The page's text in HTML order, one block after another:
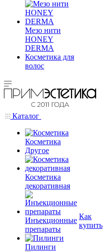
Мезо нити
HONEY
DERMA
Косметика для
волос
Каталог
Косметика
Другое
Косметика
декоративная
Инъекционные
препараты
Пилинги
Как
купить